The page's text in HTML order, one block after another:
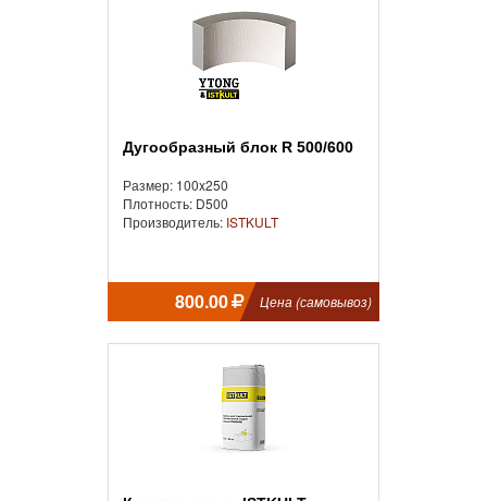
Дугообразный блок R 500/600
Размер: 100x250
Плотность: D500
Производитель: ISTKULT
800.00 Цена (самовывоз)